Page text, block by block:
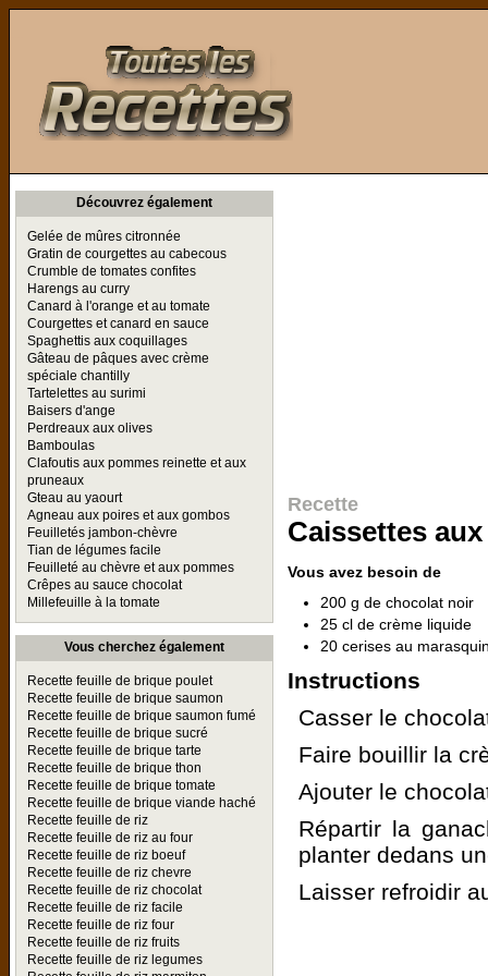
Découvrez également
Gelée de mûres citronnée
Gratin de courgettes au cabecous
Crumble de tomates confites
Harengs au curry
Canard à l'orange et au tomate
Courgettes et canard en sauce
Spaghettis aux coquillages
Gâteau de pâques avec crème
spéciale chantilly
Tartelettes au surimi
Baisers d'ange
Perdreaux aux olives
Bamboulas
Clafoutis aux pommes reinette et aux
pruneaux
Gteau au yaourt
Agneau aux poires et aux gombos
Feuilletés jambon-chèvre
Tian de légumes facile
Feuilleté au chèvre et aux pommes
Crêpes au sauce chocolat
Millefeuille à la tomate
Vous cherchez également
Recette feuille de brique poulet
Recette feuille de brique saumon
Recette feuille de brique saumon fumé
Recette feuille de brique sucré
Recette feuille de brique tarte
Recette feuille de brique thon
Recette feuille de brique tomate
Recette feuille de brique viande haché
Recette feuille de riz
Recette feuille de riz au four
Recette feuille de riz boeuf
Recette feuille de riz chevre
Recette feuille de riz chocolat
Recette feuille de riz facile
Recette feuille de riz four
Recette feuille de riz fruits
Recette feuille de riz legumes
Recette
Caissettes
Vous avez besoin de
200 g de chocolat noir
25 cl de crème liquide
20 cerises au
Instructions
Casser le
Faire bouillir la
Ajouter le
Répartir la
planter dedans
Laisser refroidir